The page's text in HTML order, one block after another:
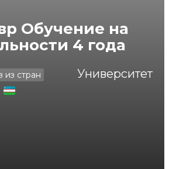
Обучение на
4 года
из стран Университет